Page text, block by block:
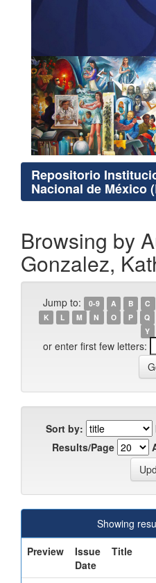
Repositorio
Nacional de México
Browsing by
Gonzalez,
Jump to: 0-9 A B C
K
L M N O P Q
Y
or enter first few letters:
Sort by:
Results/Page
Showing
Preview
Issue
Date
Title